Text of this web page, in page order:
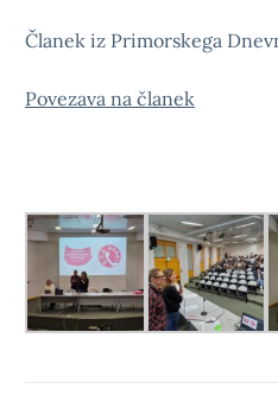
Članek iz Primorskega
Povezava na članek